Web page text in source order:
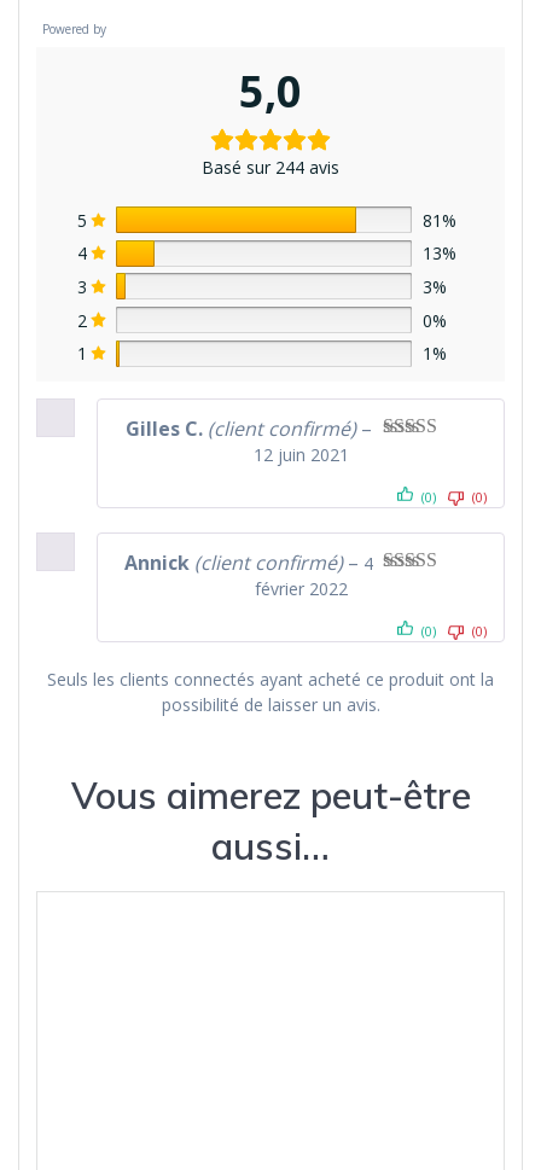
Powered by
5,0
Basé sur 244 avis
5
81%
4
13%
3
3%
2
0%
1
1%
Gilles C. (client confirmé) –
12 juin 2021
(0) (0)
Annick (client confirmé) – 4
février 2022
(0) (0)
Seuls les clients connectés ayant acheté ce produit ont la
possibilité de laisser un avis.
Vous aimerez peut-être
aussi…